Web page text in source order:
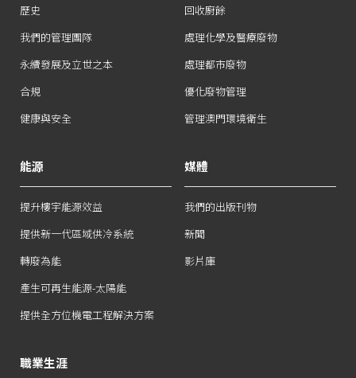
歷史
我們的管理團隊
永續發展及立世之本
合規
健康與安全
回收廚餘
處理化學及醫療廢物
處理都市廢物
優化廢物管理
管理澳門環境衛生
能源
提升樓宇能源效益
提供新一代區域供冷系統
轉廢為能
產生可再生能源-太陽能
提供全方位機電工程解決方案
媒體
我們的出版刊物
新聞
影片庫
職業生涯